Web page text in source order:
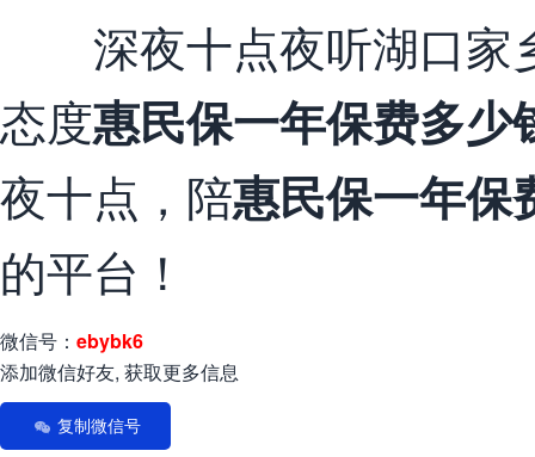
深夜十点夜听湖口家
态度惠民保一年保费多少
夜十点，陪惠民保一年保
的平台！
微信号： ebybk6
添加微信好友, 获取更多信息
复制微信号